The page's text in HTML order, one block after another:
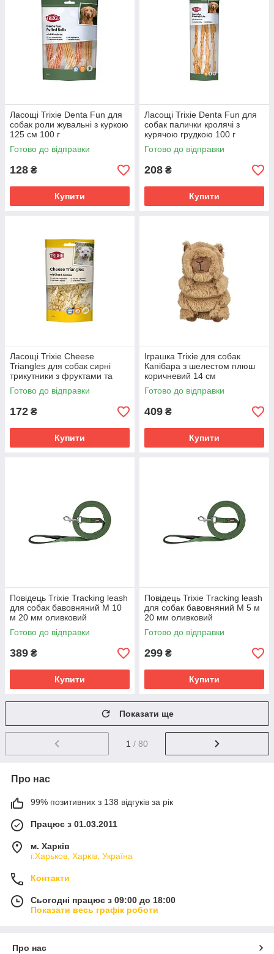
Ласощі Trixie Denta Fun для
собак роли жувальні з куркою
125 см 100 г
Готово до відправки
128 ₴
Купити
Ласощі Trixie Denta Fun для
собак палички кролячі з
курячою грудкою 100 г
Готово до відправки
208 ₴
Купити
Ласощі Trixie Cheese
Triangles для собак сирні
трикутники з фруктами та
овочами 80 г
Готово до відправки
172 ₴
Купити
Іграшка Trixie для собак
Капібара з шелестом плюш
коричневий 14 см
Готово до відправки
409 ₴
Купити
Повідець Trixie Tracking leash
для собак бавовняний M 10
м 20 мм оливковий
Готово до відправки
389 ₴
Купити
Повідець Trixie Tracking leash
для собак бавовняний M 5 м
20 мм оливковий
Готово до відправки
299 ₴
Купити
Показати ще
1 / 80
Про нас
99% позитивних з 138 відгуків за рік
Працює з 01.03.2011
м. Харків
г.Харьков, Харків, Україна
Контакти
Сьогодні працює з 09:00 до 18:00
Показати весь графік роботи
Про нас